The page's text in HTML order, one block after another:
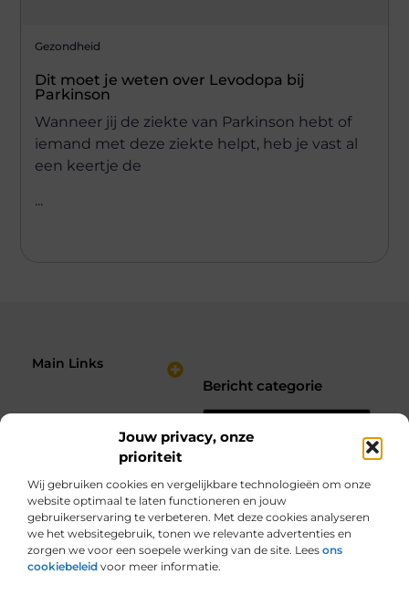
Jouw privacy, onze
prioriteit
Wij gebruiken cookies en vergelijkbare technologieën om onze
website optimaal te laten functioneren en jouw
gebruikerservaring te verbeteren. Met deze cookies analyseren
we het websitegebruik, tonen we relevante advertenties en
zorgen we voor een soepele werking van de site. Lees ons
cookiebeleid voor meer informatie.
Gezondheid
Dit moet je weten over Levodopa bij
Parkinson
Wanneer jij de ziekte van Parkinson hebt of
iemand met deze ziekte helpt, heb je vast al
een keertje de
...
Main Links
Bericht categorie
Van alles wat, voor jou verzameld.